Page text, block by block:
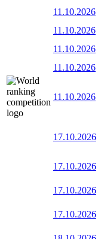
11.10.2026
11.10.2026
11.10.2026
11.10.2026
11.10.2026
17.10.2026
17.10.2026
17.10.2026
17.10.2026